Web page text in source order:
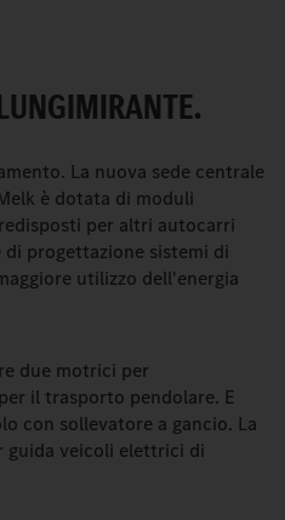
La nuova sede centrale
è dotata di moduli
per altri autocarri
progettazione sistemi di
utilizzo dell'energia
due motrici per
il trasporto pendolare. E
con sollevatore a gancio. La
guida veicoli elettrici di